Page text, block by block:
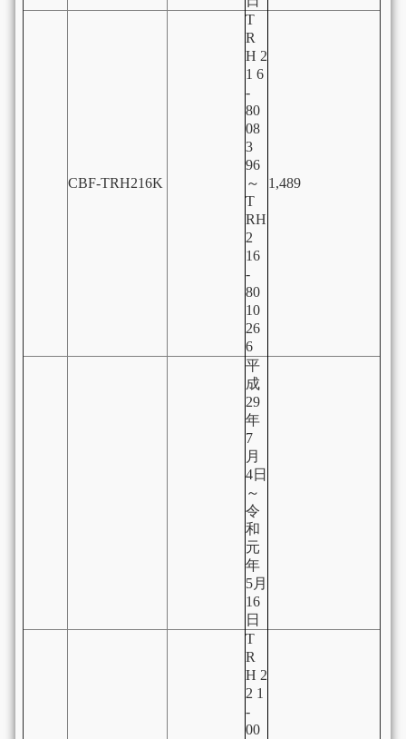
CBF-TRH216K
T
R
H 2
1 6
-
80
08
3
96
～
T
RH
2
16
-
80
10
26
6
1,489
平
成
29
年
7
月
4日
～
令
和
元
年
5月
16
日
T
R
H 2
2 1
-
00